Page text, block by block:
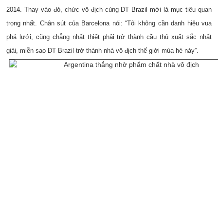
2014. Thay vào đó, chức vô địch cùng ĐT Brazil mới là mục tiêu quan
trọng nhất. Chân sút của Barcelona nói: “Tôi không cần danh hiệu vua
phá lưới, cũng chẳng nhất thiết phải trở thành cầu thủ xuất sắc nhất
giải, miễn sao ĐT Brazil trở thành nhà vô địch thế giới mùa hè này”.